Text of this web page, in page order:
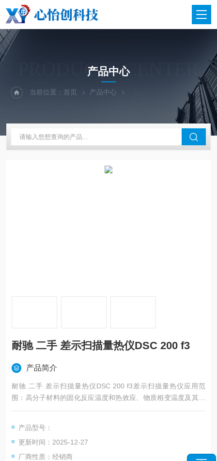
PRODUCTS CENTER
产品中心
当前位置：首页 产品中心 二手仪器-光谱-色谱-质谱
耐驰 二手 差示扫描量热仪DSC 200 f3
产品简介
耐驰 二手 差示扫描量热仪DSC 200 f3差示扫描量热仪应用范
围：高分子材料的固化反应温度和热效应、物质相变温度及其热
效应测定、高聚物材料的结晶、熔融温度及其热效应测定、高聚
产品型号：
更新时间：2025-12-27
厂商性质：经销商